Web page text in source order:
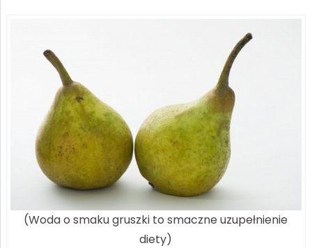
(Woda o smaku gruszki to smaczne uzupełnienie
diety)